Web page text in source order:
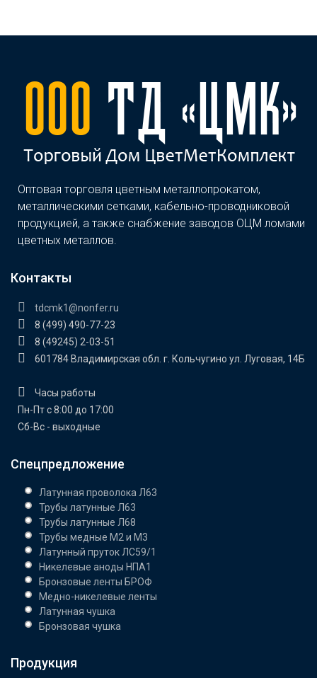
Оптовая торговля цветным металлопрокатом,
металлическими сетками, кабельно-проводниковой
продукцией, а также снабжение заводов ОЦМ ломами
цветных металлов.
Контакты
tdcmk1@nonfer.ru
8 (499) 490-77-23
8 (49245) 2-03-51
601784 Владимирская обл. г. Кольчугино ул. Луговая, 14Б
Часы работы
Пн-Пт с 8:00 до 17:00
Сб-Вс - выходные
Спецпредложение
Латунная проволока Л63
Трубы латунные Л63
Трубы латунные Л68
Трубы медные М2 и М3
Латунный пруток ЛС59/1
Никелевые аноды НПА1
Бронзовые ленты БРОФ
Медно-никелевые ленты
Латунная чушка
Бронзовая чушка
Продукция